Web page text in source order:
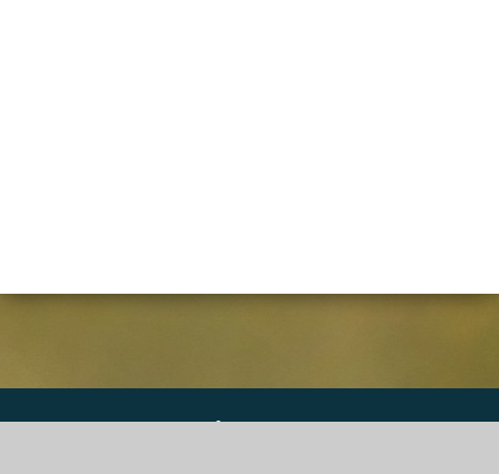
DGS Informatique SPRL